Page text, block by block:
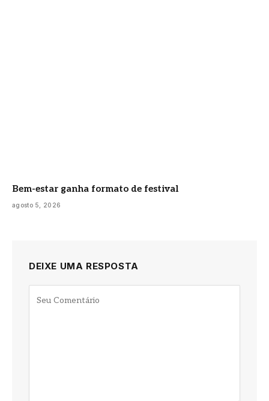
Bem-estar ganha formato de festival
agosto 5, 2026
DEIXE UMA RESPOSTA